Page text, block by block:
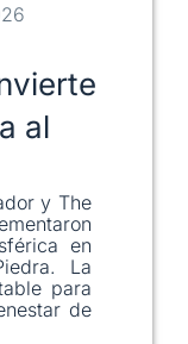
al
y The
en
La
para
de